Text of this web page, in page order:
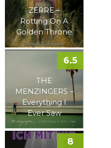
ZERRE –
Rotting On A
Golden Throne
THE
MENZINGERS –
Everything I
Ever Saw
6.5
8